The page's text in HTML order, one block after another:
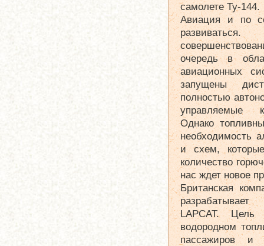
самолете Ту-144.
Авиация и по
очередь в
авиационных
запущены
полностью
управляемые
Однако
необходимость
и схем,
количество
нас ждет новое
Британская
LAPCAT.
водородном
пассажиров и